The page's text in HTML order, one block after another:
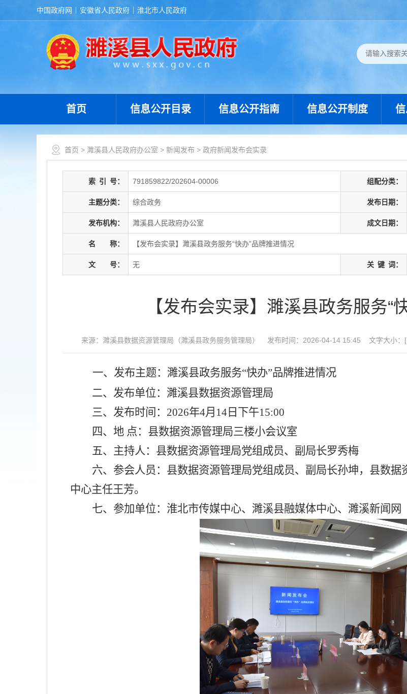
中国政府网 安徽省人民政府 淮北市人民政府
首页 信息公开目录 信息公开指南 信息公开制度
首页 > 濉溪县人民政府办公室 > 新闻发布 > 政府新闻发布会实录
索 引 号： 791859822/202604-00006 组配分类：
主题分类： 综合政务 发布日期：
发布机构： 濉溪县人民政府办公室 成文日期：
名 称： 【发布会实录】濉溪县政务服务“快办”品牌推进情况
文 号： 无 关 键 词：
【发布会实录】濉溪县政务服务“
来源：濉溪县数据资源管理局（濉溪县政务服务管理局） 发布时间：2026-04-14 15:45 文字大小：[
一、发布主题：濉溪县政务服务“快办”品牌推进情况
二、发布单位：濉溪县数据资源管理局
三、发布时间： 2026年4月 14日 下午15:00
四、地点：县数据资源管理局三楼小会议室
五、主持人：县数据资源管理局党组成员、副局长罗秀梅
六、参会人员：县数据资源管理局党组成员、副局长孙坤，县数
中心主任王芳。
七、参加单位：淮北市传媒中心、濉溪县融媒体中心、濉溪新闻网